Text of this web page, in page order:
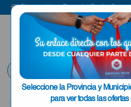
Seleccione la Provincia y
para ver todas las
Bienvenido a Esencial Pack